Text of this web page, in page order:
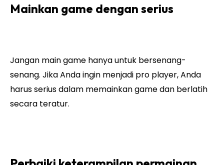
Mainkan game dengan serius
Jangan main game hanya untuk bersenang-
senang. Jika Anda ingin menjadi pro player, Anda
harus serius dalam memainkan game dan berlatih
secara teratur.